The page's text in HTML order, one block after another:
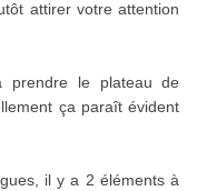
attirer votre attention
prendre le plateau de
ça paraît évident
il y a 2 éléments à